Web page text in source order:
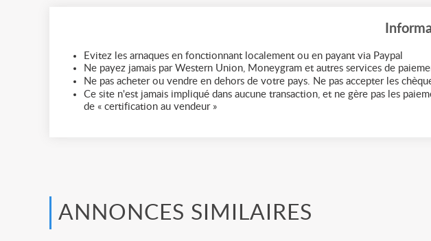
Evitez les arnaques en fonctionnant localement ou en payant via Paypal
Ne payez jamais par Western Union, Moneygram et autres services de
Ne pas acheter ou vendre en dehors de votre pays. Ne pas accepter les
Ce site n'est jamais impliqué dans aucune transaction, et ne gère pas les
de « certification au vendeur »
ANNONCES SIMILAIRES